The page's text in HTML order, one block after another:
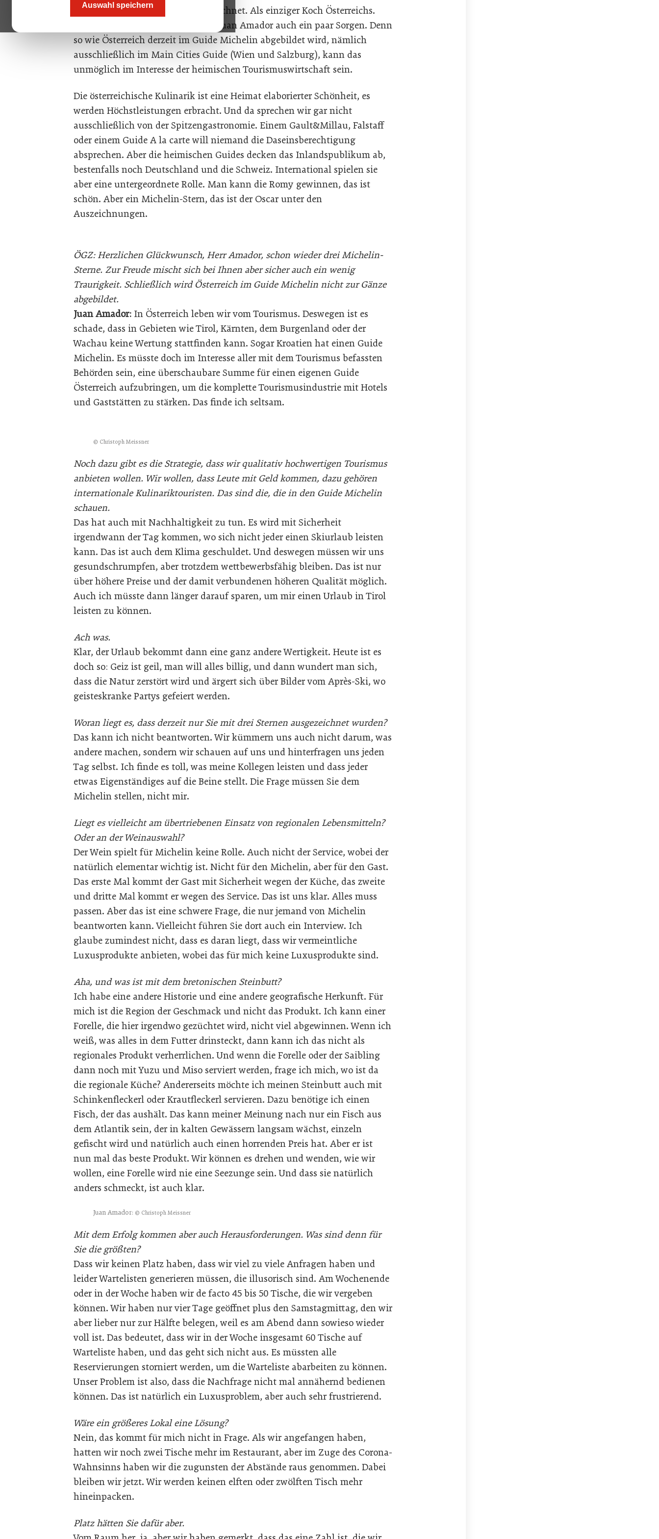
Auswahl speichern
Michelin mit drei Sternen ausgezeichnet. Als einziger Koch Österreichs.
Doch zur Freude mischen sich bei Juan Amador auch ein paar Sorgen. Denn
so wie Österreich derzeit im Guide Michelin abgebildet wird, nämlich
ausschließlich im Main Cities Guide (Wien und Salzburg), kann das
unmöglich im Interesse der heimischen Tourismuswirtschaft sein.
Die österreichische Kulinarik ist eine Heimat elaborierter Schönheit, es
werden Höchstleistungen erbracht. Und da sprechen wir gar nicht
ausschließlich von der Spitzengastronomie. Einem Gault&Millau, Falstaff
oder einem Guide A la carte will niemand die Daseinsberechtigung
absprechen. Aber die heimischen Guides decken das Inlandspublikum ab,
bestenfalls noch Deutschland und die Schweiz. International spielen sie
aber eine untergeordnete Rolle. Man kann die Romy gewinnen, das ist
schön. Aber ein Michelin-Stern, das ist der Oscar unter den
Auszeichnungen.
ÖGZ: Herzlichen Glückwunsch, Herr Amador, schon wieder drei Michelin-
Sterne. Zur Freude mischt sich bei Ihnen aber sicher auch ein wenig
Traurigkeit. Schließlich wird Österreich im Guide Michelin nicht zur Gänze
abgebildet.
Juan Amador: In Österreich leben wir vom Tourismus. Deswegen ist es
schade, dass in Gebieten wie Tirol, Kärnten, dem Burgenland oder der
Wachau keine Wertung stattfinden kann. Sogar Kroa­tien hat einen Guide
Michelin. Es müsste doch im Interesse aller mit dem Tourismus befassten
Behörden sein, eine überschaubare Summe für einen eigenen Guide
Österreich aufzubringen, um die komplette Tourismusindustrie mit Hotels
und Gaststätten zu stärken. Das finde ich seltsam.
© Christoph Meissner
Noch dazu gibt es die Strategie, dass wir qualitativ hochwertigen Tourismus
anbieten wollen. Wir wollen, dass Leute mit Geld kommen, dazu gehören
internationale Kulinariktouristen. Das sind die, die in den Guide Michelin
schauen.
Das hat auch mit Nachhaltigkeit zu tun. Es wird mit Sicherheit
irgendwann der Tag kommen, wo sich nicht jeder einen Skiurlaub leisten
kann. Das ist auch dem Klima geschuldet. Und deswegen müssen wir uns
gesundschrumpfen, aber trotzdem wettbewerbsfähig bleiben. Das ist nur
über höhere Preise und der damit verbundenen höheren Qualität möglich.
Auch ich müsste dann länger darauf sparen, um mir einen Urlaub in Tirol
leisten zu können.
Ach was.
Klar, der Urlaub bekommt dann eine ganz andere Wertigkeit. Heute ist es
doch so: Geiz ist geil, man will alles billig, und dann wundert man sich,
dass die Natur zerstört wird und ärgert sich über Bilder vom Après-Ski, wo
geisteskranke Partys gefeiert werden.
Woran liegt es, dass derzeit nur Sie mit drei Sternen ausgezeichnet wurden?
Das kann ich nicht beantworten. Wir kümmern uns auch nicht darum, was
andere machen, sondern wir schauen auf uns und hinterfragen uns jeden
Tag selbst. Ich finde es toll, was meine Kollegen leisten und dass jeder
etwas Eigenständiges auf die Beine stellt. Die Frage müssen Sie dem
Michelin stellen, nicht mir.
Liegt es vielleicht am übertriebenen Einsatz von regionalen Lebensmitteln?
Oder an der Weinauswahl?
Der Wein spielt für Michelin keine Rolle. Auch nicht der Service, wobei der
natürlich elementar wichtig ist. Nicht für den Michelin, aber für den Gast.
Das erste Mal kommt der Gast mit Sicherheit wegen der Küche, das zweite
und dritte Mal kommt er wegen des Service. Das ist uns klar. Alles muss
passen. Aber das ist eine schwere Frage, die nur jemand von Michelin
beantworten kann. Vielleicht führen Sie dort auch ein Interview. Ich
glaube zumindest nicht, dass es daran liegt, dass wir vermeintliche
Luxusprodukte anbieten, wobei das für mich keine Luxusprodukte sind.
Aha, und was ist mit dem bretonischen Steinbutt?
Ich habe eine andere Historie und eine andere geografische Herkunft. Für
mich ist die Region der Geschmack und nicht das Produkt. Ich kann einer
Forelle, die hier irgendwo gezüchtet wird, nicht viel abgewinnen. Wenn ich
weiß, was alles in dem Futter drinsteckt, dann kann ich das nicht als
regionales Produkt verherrlichen. Und wenn die Forelle oder der Saibling
dann noch mit Yuzu und Miso serviert werden, frage ich mich, wo ist da
die regionale Küche? Andererseits möchte ich meinen Steinbutt auch mit
Schinkenfleckerl oder Krautfleckerl servieren. Dazu benötige ich einen
Fisch, der das aushält. Das kann meiner Meinung nach nur ein Fisch aus
dem Atlantik sein, der in kalten Gewässern langsam wächst, einzeln
gefischt wird und natürlich auch einen horrenden Preis hat. Aber er ist
nun mal das beste Produkt. Wir können es drehen und wenden, wie wir
wollen, eine Forelle wird nie eine Seezunge sein. Und dass sie natürlich
anders schmeckt, ist auch klar.
Juan Amador: © Christoph Meissner
Mit dem Erfolg kommen aber auch Herausforderungen. Was sind denn für
Sie die größten?
Dass wir keinen Platz haben, dass wir viel zu viele Anfragen haben und
leider Wartelisten generieren müssen, die illusorisch sind. Am Wochenende
oder in der Woche haben wir de facto 45 bis 50 Tische, die wir vergeben
können. Wir haben nur vier Tage geöffnet plus den Samstagmittag, den wir
aber lieber nur zur Hälfte belegen, weil es am Abend dann sowieso wieder
voll ist. Das bedeutet, dass wir in der Woche insgesamt 60 Tische auf
Warteliste haben, und das geht sich nicht aus. Es müssten alle
Reservierungen storniert werden, um die Warteliste abarbeiten zu können.
Unser Problem ist also, dass die Nachfrage nicht mal annähernd bedienen
können. Das ist natürlich ein Luxusproblem, aber auch sehr frustrierend.
Wäre ein größeres Lokal eine Lösung?
Nein, das kommt für mich nicht in Frage. Als wir angefangen haben,
hatten wir noch zwei Tische mehr im Restaurant, aber im Zuge des Corona-
Wahnsinns haben wir die zugunsten der Abstände raus genommen. Dabei
bleiben wir jetzt. Wir werden keinen elften oder zwölften Tisch mehr
hineinpacken.
Platz hätten Sie dafür aber.